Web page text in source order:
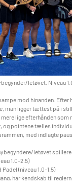
deres padelspil i et
letøvet. Niveau
mod hinanden. Efter
man ligger tættest på i
lige efterhånden som
og pointene tælles
med indlagte
letøvet
1.0-2.5)
(niveau 1.0-1.5)
har kendskab til